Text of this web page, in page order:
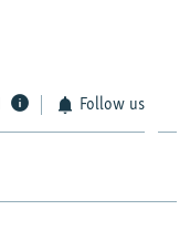
Follow us